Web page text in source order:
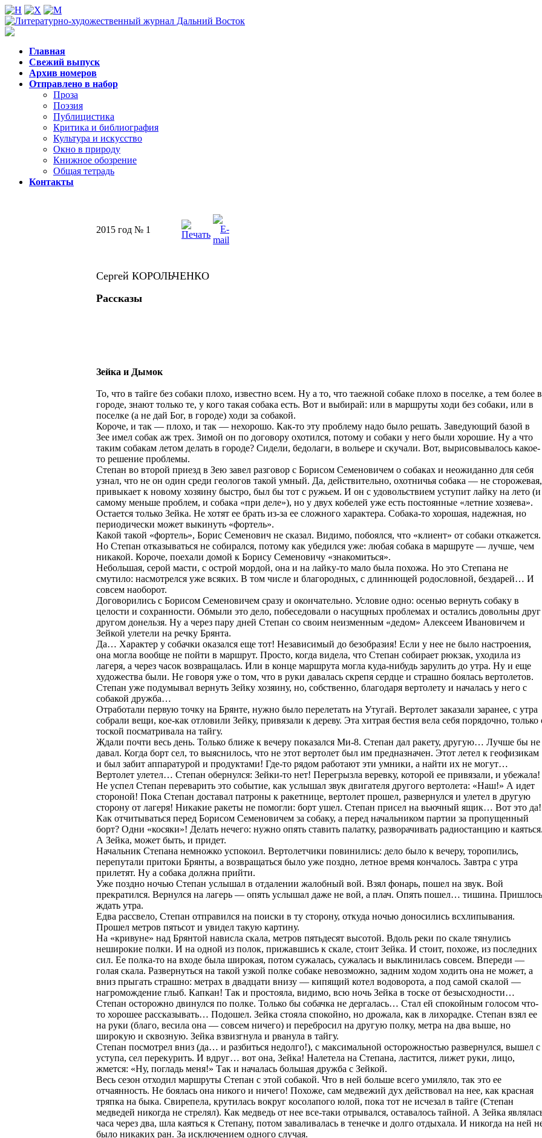
Главная
Свежий выпуск
Архив номеров
Отправлено в набор
Проза
Поэзия
Публицистика
Критика и библиография
Культура и искусство
Окно в природу
Книжное обозрение
Общая тетрадь
Контакты
2015 год № 1
Сергей КОРОЛЬЧЕНКО
Рассказы
Зейка и Дымок
То, что в тайге без собаки плохо, известно всем. Ну а то, что таежной собаке плохо в поселке, а тем более в
городе, знают только те, у кого такая собака есть. Вот и выбирай: или в маршруты ходи без собаки, или в
поселке (а не дай Бог, в городе) ходи за собакой.
Короче, и так — плохо, и так — нехорошо. Как-то эту проблему надо было решать. Заведующий базой в
Зее имел собак аж трех. Зимой он по договору охотился, потому и собаки у него были хорошие. Ну а что
таким собакам летом делать в городе? Сидели, бедолаги, в вольере и скучали. Вот, вырисовывалось какое-
то решение проблемы.
Степан во второй приезд в Зею завел разговор с Борисом Семеновичем о собаках и неожиданно для себя
узнал, что не он один среди геологов такой умный. Да, действительно, охотничья собака — не сторожевая,
привыкает к новому хозяину быстро, был бы тот с ружьем. И он с удовольствием уступит лайку на лето (и
самому меньше проблем, и собака «при деле»), но у двух кобелей уже есть постоянные «летние хозяева».
Остается только Зейка. Не хотят ее брать из-за ее сложного характера. Собака-то хорошая, надежная, но
периодически может выкинуть «фортель».
Какой такой «фортель», Борис Семенович не сказал. Видимо, побоялся, что «клиент» от собаки откажется.
Но Степан отказываться не собирался, потому как убедился уже: любая собака в маршруте — лучше, чем
никакой. Короче, поехали домой к Борису Семеновичу «знакомиться».
Небольшая, серой масти, с острой мордой, она и на лайку-то мало была похожа. Но это Степана не
смутило: насмотрелся уже всяких. В том числе и благородных, с длиннющей родословной, бездарей… И
совсем наоборот.
Договорились с Борисом Семеновичем сразу и окончательно. Условие одно: осенью вернуть собаку в
целости и сохранности. Обмыли это дело, побеседовали о насущных проблемах и остались довольны друг
другом донельзя. Ну а через пару дней Степан со своим неизменным «дедом» Алексеем Ивановичем и
Зейкой улетели на речку Брянта.
Да… Характер у собачки оказался еще тот! Независимый до безобразия! Если у нее не было настроения,
она могла вообще не пойти в маршрут. Просто, когда видела, что Степан собирает рюкзак, уходила из
лагеря, а через часок возвращалась. Или в конце маршрута могла куда-нибудь зарулить до утра. Ну и еще
художества были. Не говоря уже о том, что в руки давалась скрепя сердце и страшно боялась вертолетов.
Степан уже подумывал вернуть Зейку хозяину, но, собственно, благодаря вертолету и началась у него с
собакой дружба…
Отработали первую точку на Брянте, нужно было перелетать на Утугай. Вертолет заказали заранее, с утра
собрали вещи, кое-как отловили Зейку, привязали к дереву. Эта хитрая бестия вела себя порядочно, только
тоской посматривала на тайгу.
Ждали почти весь день. Только ближе к вечеру показался Ми-8. Степан дал ракету, другую… Лучше бы не
давал. Когда борт сел, то выяснилось, что не этот вертолет был им предназначен. Этот летел к геофизикам
и был забит аппаратурой и продуктами! Где-то рядом работают эти умники, а найти их не могут…
Вертолет улетел… Степан обернулся: Зейки-то нет! Перегрызла веревку, которой ее привязали, и убежала!
Не успел Степан переварить это событие, как услышал звук двигателя другого вертолета: «Наш!» А идет
стороной! Пока Степан доставал патроны к ракетнице, вертолет прошел, развернулся и улетел в другую
сторону от лагеря! Никакие ракеты не помогли: борт ушел. Степан присел на вьючный ящик… Вот это да!
Как отчитываться перед Борисом Семеновичем за собаку, а перед начальником партии за пропущенный
борт? Одни «косяки»! Делать нечего: нужно опять ставить палатку, разворачивать радиостанцию и каяться.
А Зейка, может быть, и придет.
Начальник Степана немножко успокоил. Вертолетчики повинились: дело было к вечеру, торопились,
перепутали притоки Брянты, а возвращаться было уже поздно, летное время кончалось. Завтра с утра
прилетят. Ну а собака должна прийти.
Уже поздно ночью Степан услышал в отдалении жалобный вой. Взял фонарь, пошел на звук. Вой
прекратился. Вернулся на лагерь — опять услышал даже не вой, а плач. Опять пошел… тишина. Пришлось
ждать утра.
Едва рассвело, Степан отправился на поиски в ту сторону, откуда ночью доносились всхлипывания.
Прошел метров пятьсот и увидел такую картину.
На «кривуне» над Брянтой нависла скала, метров пятьдесят высотой. Вдоль реки по скале тянулись
неширокие полки. И на одной из полок, прижавшись к скале, стоит Зейка. И стоит, похоже, из последних
сил. Ее полка-то на входе была широкая, потом сужалась, сужалась и выклинилась совсем. Впереди —
голая скала. Развернуться на такой узкой полке собаке невозможно, задним ходом ходить она не может, а
вниз прыгать страшно: метрах в двадцати внизу — кипящий котел водоворота, а под самой скалой —
нагромождение глыб. Капкан! Так и простояла, видимо, всю ночь Зейка в тоске от безысходности…
Степан осторожно двинулся по полке. Только бы собачка не дергалась… Стал ей спокойным голосом что-
то хорошее рассказывать… Подошел. Зейка стояла спокойно, но дрожала, как в лихорадке. Степан взял ее
на руки (благо, весила она — совсем ничего) и перебросил на другую полку, метра на два выше, но
широкую и сквозную. Зейка взвизгнула и рванула в тайгу.
Степан посмотрел вниз (да… и разбиться недолго!), с максимальной осторожностью развернулся, вышел с
уступа, сел перекурить. И вдруг… вот она, Зейка! Налетела на Степана, ластится, лижет руки, лицо,
жмется: «Ну, погладь меня!» Так и началась большая дружба с Зейкой.
Весь сезон отходил маршруты Степан с этой собакой. Что в ней больше всего умиляло, так это ее
отчаянность. Не боялась она никого и ничего! Похоже, сам медвежий дух действовал на нее, как красная
тряпка на быка. Свирепела, крутилась вокруг косолапого юлой, пока тот не исчезал в тайге (Степан
медведей никогда не стрелял). Как медведь от нее все-таки отрывался, оставалось тайной. А Зейка
часа через два, шла каяться к Степану, потом заваливалась в тенечке и долго отдыхала. И никогда на ней
было никаких ран. За исключением одного случая.